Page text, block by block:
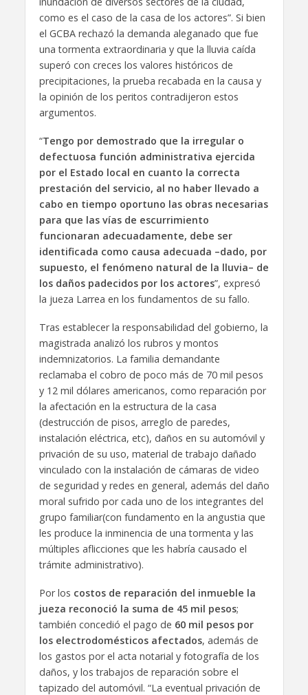
como es el caso de la casa de los actores”. Si bien
el GCBA rechazó la demanda aleganado que fue
una tormenta extraordinaria y que la lluvia caída
superó con creces los valores históricos de
precipitaciones, la prueba recabada en la causa y
la opinión de los peritos contradijeron estos
argumentos.
“Tengo por demostrado que la irregular o
defectuosa función administrativa ejercida
por el Estado local en cuanto la correcta
prestación del servicio, al no haber llevado a
cabo en tiempo oportuno las obras necesarias
para que las vías de escurrimiento
funcionaran adecuadamente, debe ser
identificada como causa adecuada –dado, por
supuesto, el fenómeno natural de la lluvia– de
los daños padecidos por los actores”, expresó
la jueza Larrea en los fundamentos de su fallo.
Tras establecer la responsabilidad del gobierno, la
magistrada analizó los rubros y montos
indemnizatorios. La familia demandante
reclamaba el cobro de poco más de 70 mil pesos
y 12 mil dólares americanos, como reparación por
la afectación en la estructura de la casa
(destrucción de pisos, arreglo de paredes,
instalación eléctrica, etc), daños en su automóvil y
privación de su uso, material de trabajo dañado
vinculado con la instalación de cámaras de video
de seguridad y redes en general, además del daño
moral sufrido por cada uno de los integrantes del
grupo familiar(con fundamento en la angustia que
les produce la inminencia de una tormenta y las
múltiples aflicciones que les habría causado el
trámite administrativo).
Por los costos de reparación del inmueble la
jueza reconoció la suma de 45 mil pesos;
también concedió el pago de 60 mil pesos por
los electrodomésticos afectados, además de
los gastos por el acta notarial y fotografía de los
daños, y los trabajos de reparación sobre el
tapizado del automóvil. “La eventual privación de